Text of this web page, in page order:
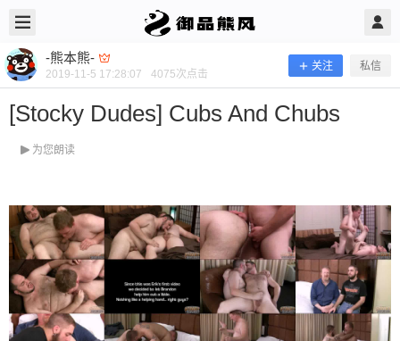
-熊本熊-
2019-11-5 17:28:07 4075次点击
关注 私信
[Stocky Dudes] Cubs And Chubs
为您朗读
-熊本熊- @ 御品熊风 2019/11/05
[Stocky Dudes] Cubs And Chubs